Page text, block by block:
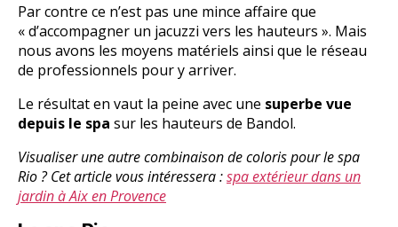
Par contre ce n’est pas une mince affaire que
« d’accompagner un jacuzzi vers les hauteurs ». Mais
nous avons les moyens matériels ainsi que le réseau
de professionnels pour y arriver.
Le résultat en vaut la peine avec une superbe vue
depuis le spa sur les hauteurs de Bandol.
Visualiser une autre combinaison de coloris pour le spa
Rio ? Cet article vous intéressera :spa extérieur dans un
jardin à Aix en Provence